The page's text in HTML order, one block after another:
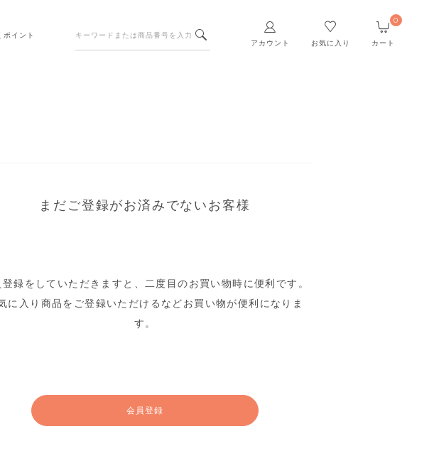
アカウント お気に入り カート
0
ポイント
まだご登録がお済みでないお客様
録をしていただきますと、二度目のお買い物時に便利です。
に入り商品をご登録いただけるなどお買い物が便利になりま
す。
会員登録